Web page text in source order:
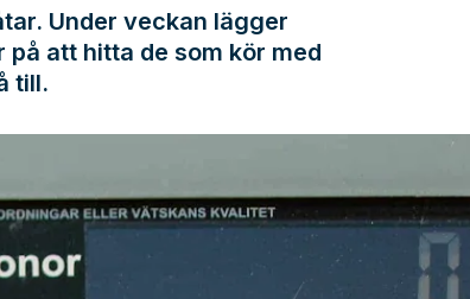
Under veckan lägger
att hitta de som kör med
till.